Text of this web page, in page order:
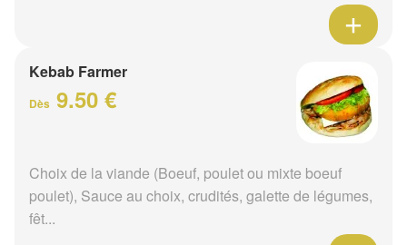
Kebab Farmer
Dès 9.50 €
Choix de la viande (Boeuf, poulet ou mixte boeuf
poulet), Sauce au choix, crudités, galette de légumes,
fêt...